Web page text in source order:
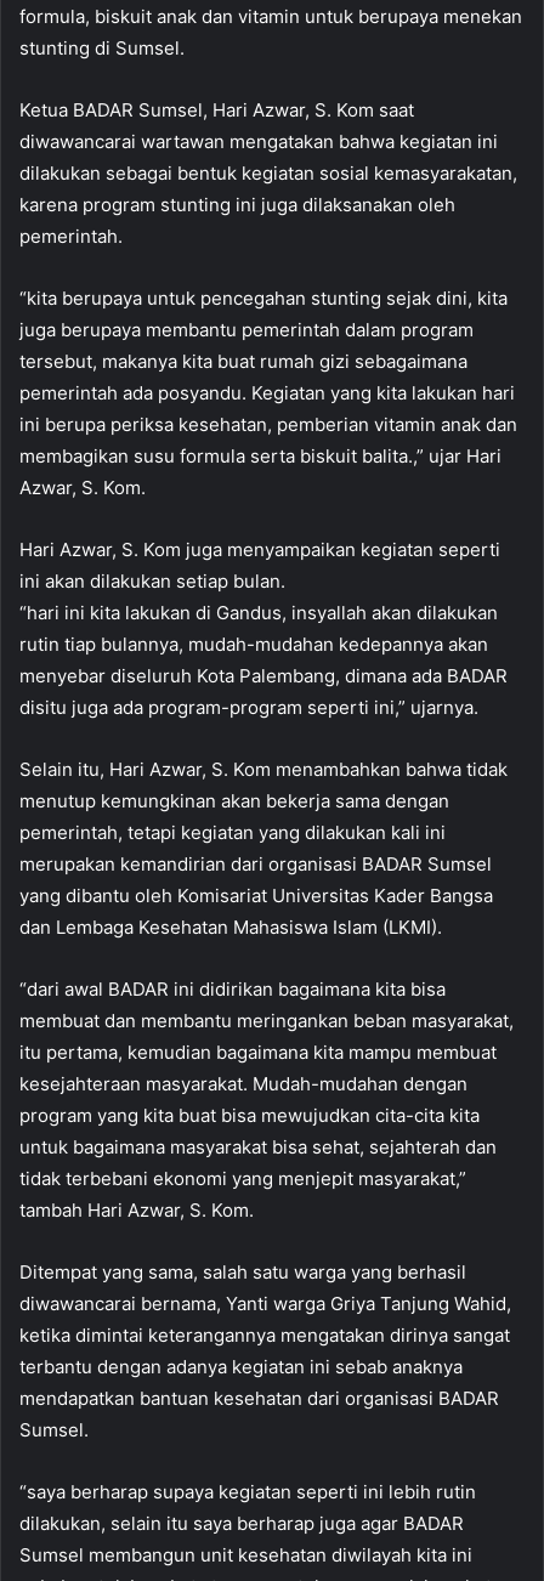
formula, biskuit anak dan vitamin untuk berupaya menekan
stunting di Sumsel.
Ketua BADAR Sumsel, Hari Azwar, S. Kom saat
diwawancarai wartawan mengatakan bahwa kegiatan ini
dilakukan sebagai bentuk kegiatan sosial kemasyarakatan,
karena program stunting ini juga dilaksanakan oleh
pemerintah.
“kita berupaya untuk pencegahan stunting sejak dini, kita
juga berupaya membantu pemerintah dalam program
tersebut, makanya kita buat rumah gizi sebagaimana
pemerintah ada posyandu. Kegiatan yang kita lakukan hari
ini berupa periksa kesehatan, pemberian vitamin anak dan
membagikan susu formula serta biskuit balita.,” ujar Hari
Azwar, S. Kom.
Hari Azwar, S. Kom juga menyampaikan kegiatan seperti
ini akan dilakukan setiap bulan.
“hari ini kita lakukan di Gandus, insyallah akan dilakukan
rutin tiap bulannya, mudah-mudahan kedepannya akan
menyebar diseluruh Kota Palembang, dimana ada BADAR
disitu juga ada program-program seperti ini,” ujarnya.
Selain itu, Hari Azwar, S. Kom menambahkan bahwa tidak
menutup kemungkinan akan bekerja sama dengan
pemerintah, tetapi kegiatan yang dilakukan kali ini
merupakan kemandirian dari organisasi BADAR Sumsel
yang dibantu oleh Komisariat Universitas Kader Bangsa
dan Lembaga Kesehatan Mahasiswa Islam (LKMI).
“dari awal BADAR ini didirikan bagaimana kita bisa
membuat dan membantu meringankan beban masyarakat,
itu pertama, kemudian bagaimana kita mampu membuat
kesejahteraan masyarakat. Mudah-mudahan dengan
program yang kita buat bisa mewujudkan cita-cita kita
untuk bagaimana masyarakat bisa sehat, sejahterah dan
tidak terbebani ekonomi yang menjepit masyarakat,”
tambah Hari Azwar, S. Kom.
Ditempat yang sama, salah satu warga yang berhasil
diwawancarai bernama, Yanti warga Griya Tanjung Wahid,
ketika dimintai keterangannya mengatakan dirinya sangat
terbantu dengan adanya kegiatan ini sebab anaknya
mendapatkan bantuan kesehatan dari organisasi BADAR
Sumsel.
“saya berharap supaya kegiatan seperti ini lebih rutin
dilakukan, selain itu saya berharap juga agar BADAR
Sumsel membangun unit kesehatan diwilayah kita ini